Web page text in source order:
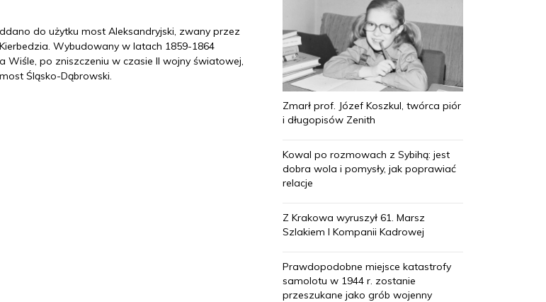
do użytku most Aleksandryjski, zwany przez
Wybudowany w latach 1859-1864
Wiśle, po zniszczeniu w czasie II wojny światowej,
Śląsko-Dąbrowski.
Zmarł prof. Józef Koszkul, twórca piór
i długopisów Zenith
Kowal po rozmowach z Sybihą: jest
dobra wola i pomysły, jak poprawiać
relacje
Z Krakowa wyruszył 61. Marsz
Szlakiem I Kompanii Kadrowej
Prawdopodobne miejsce katastrofy
samolotu w 1944 r. zostanie
przeszukane jako grób wojenny